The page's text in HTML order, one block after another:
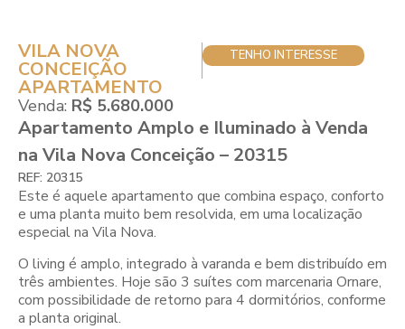
VILA NOVA
CONCEIÇÃO
APARTAMENTO
Venda: R$ 5.680.000
TENHO INTERESSE
Apartamento Amplo e Iluminado à Venda
na Vila Nova Conceição – 20315
REF: 20315
Este é aquele apartamento que combina espaço, conforto
e uma planta muito bem resolvida, em uma localização
especial na Vila Nova.
O living é amplo, integrado à varanda e bem distribuído em
três ambientes. Hoje são 3 suítes com marcenaria Ornare,
com possibilidade de retorno para 4 dormitórios, conforme
a planta original.